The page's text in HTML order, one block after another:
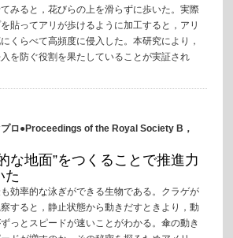
みると，花びらの上を滑らずに歩いた。実際
貼ってアリが歩けるように加工すると，アリ
くらべて高頻度に侵入した。本研究により，
を防ぐ役割を果たしていることが実証され
ロ●Proceedings of the Royal Society B，
な地面”をつくることで推進力
た
率的な泳ぎができる生物である。クラゲが
すると，静止状態から動きだすときより，動
っとスピードが速いことがわかる。傘の動き